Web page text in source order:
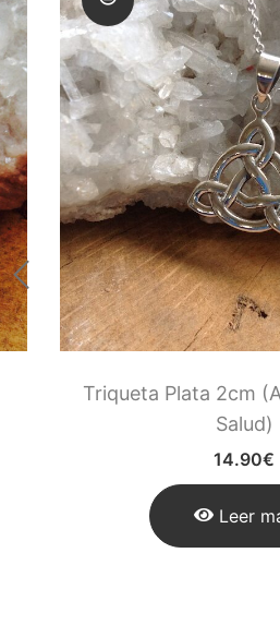
Triqueta Plata 2cm
Salud)
14.90€
Leer